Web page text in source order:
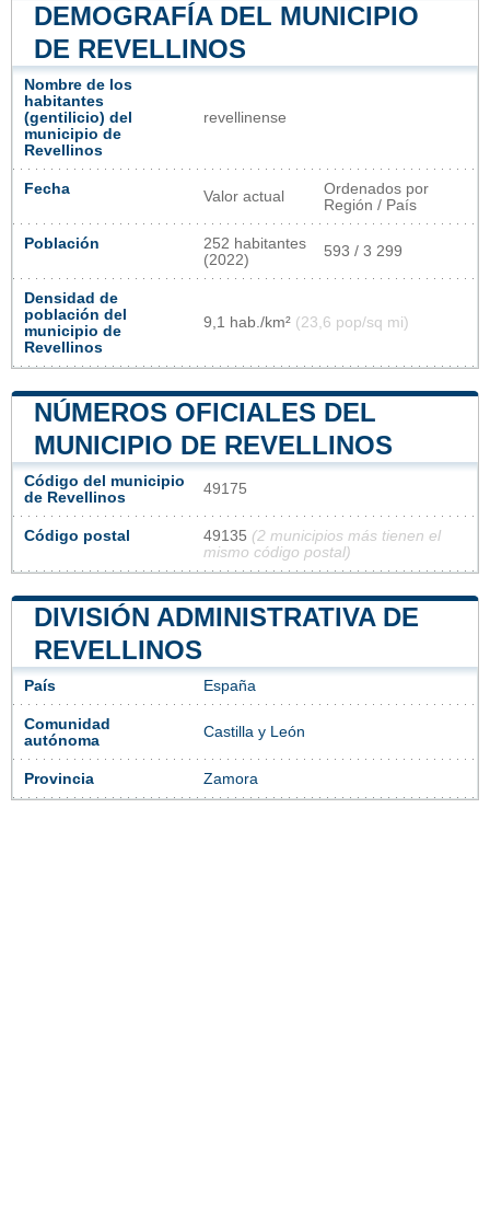
DEMOGRAFÍA DEL MUNICIPIO
DE REVELLINOS
Nombre de los
habitantes
(gentilicio) del
municipio de
Revellinos
revellinense
Fecha Valor actual
Ordenados por
Región / País
Población
252 habitantes
(2022)
593 / 3 299
Densidad de
población del
municipio de
Revellinos
9,1 hab./km² (23,6 pop/sq mi)
NÚMEROS OFICIALES DEL
MUNICIPIO DE REVELLINOS
Código del municipio
de Revellinos
49175
Código postal 49135 (2 municipios más tienen el
mismo código postal)
DIVISIÓN ADMINISTRATIVA DE
REVELLINOS
País España
Comunidad
autónoma
Castilla y León
Provincia Zamora